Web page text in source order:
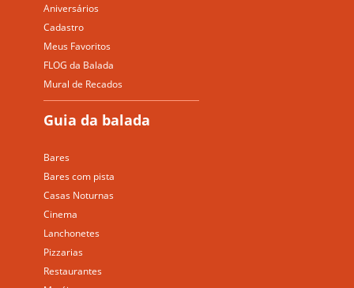
Aniversários
Cadastro
Meus Favoritos
FLOG da Balada
Mural de Recados
Guia da balada
Bares
Bares com pista
Casas Noturnas
Cinema
Lanchonetes
Pizzarias
Restaurantes